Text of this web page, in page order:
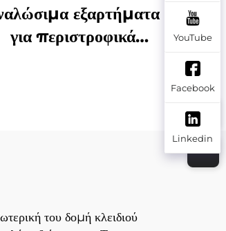
εξαρτήματα
για περιστροφικά
του δομή κλειδιού
YouTube
Facebook
Linkedin